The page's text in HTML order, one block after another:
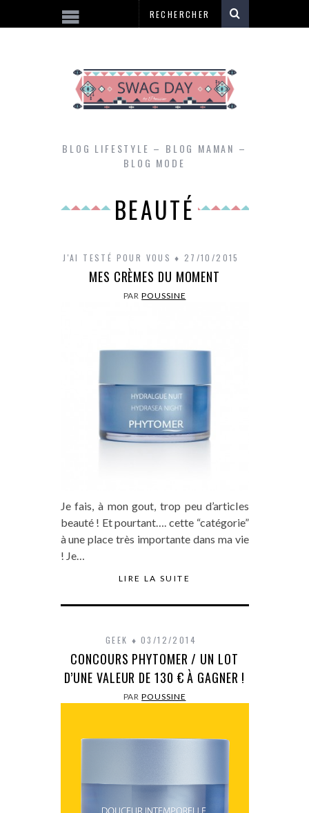
BLOG LIFESTYLE – BLOG MAMAN –
BLOG MODE
BEAUTÉ
J'AI TESTÉ POUR VOUS 27/10/2015
MES CRÈMES DU MOMENT
PARPOUSSINE
Je fais, à mon gout, trop peu d’articles
beauté ! Et pourtant…. cette “catégorie”
à une place très importante dans ma vie
! Je…
LIRE LA SUITE
GEEK 03/12/2014
CONCOURS PHYTOMER / UN LOT
D’UNE VALEUR DE 130 € À GAGNER !
PARPOUSSINE